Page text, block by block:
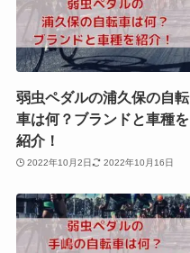
弱虫ペダルの浦久保の自転
車は何？ブランドと車種を
紹介！
2022年10月2日 2022年10月16日